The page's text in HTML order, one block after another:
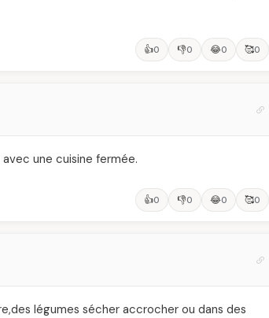
👍0 👎0 😂0 🥰0
une cuisine fermée.
👍0 👎0 😂0 🥰0
légumes sécher accrocher ou dans des